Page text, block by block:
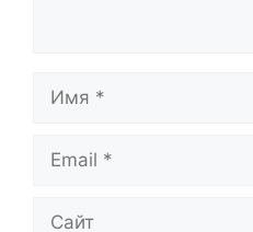
Имя
Email
Сайт